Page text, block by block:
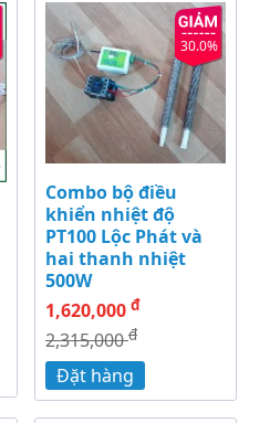
30.0%
Combo bộ điều
khiển nhiệt độ
PT100 Lộc Phát và
hai thanh nhiệt
500W
1,620,000 đ
2,315,000đ
Đặt hàng